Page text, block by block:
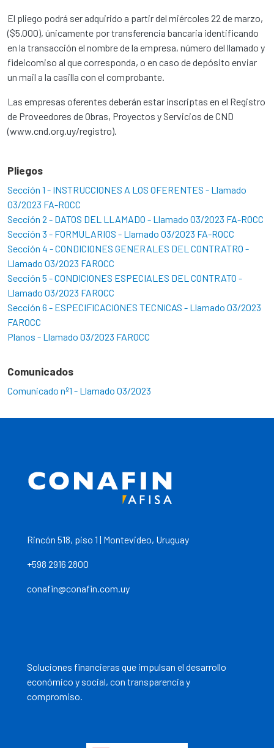
El pliego podrá ser adquirido a partir del miércoles 22 de marzo,
($5.000), únicamente por transferencia bancaria identificando
en la transacción el nombre de la empresa, número del llamado y
fideicomiso al que corresponda, o en caso de depósito enviar
un mail a la casilla con el comprobante.
Las empresas oferentes deberán estar inscriptas en el Registro
de Proveedores de Obras, Proyectos y Servicios de CND
(www.cnd.org.uy/registro).
Pliegos
Sección 1 - INSTRUCCIONES A LOS OFERENTES - Llamado
03/2023 FA-ROCC
Sección 2 - DATOS DEL LLAMADO - Llamado 03/2023 FA-ROCC
Sección 3 - FORMULARIOS - Llamado 03/2023 FA-ROCC
Sección 4 - CONDICIONES GENERALES DEL CONTRATRO -
Llamado 03/2023 FAROCC
Sección 5 - CONDICIONES ESPECIALES DEL CONTRATO -
Llamado 03/2023 FAROCC
Sección 6 - ESPECIFICACIONES TECNICAS - Llamado 03/2023
FAROCC
Planos - Llamado 03/2023 FAROCC
Comunicados
Comunicado nº1 - Llamado 03/2023
Rincón 518, piso 1 | Montevideo, Uruguay
+598 2916 2800
conafin@conafin.com.uy
Soluciones financieras que impulsan el desarrollo
económico y social, con transparencia y
compromiso.